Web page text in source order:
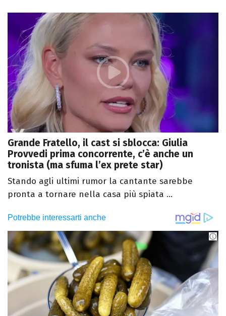
Grande Fratello, il cast si sblocca: Giulia
Provvedi prima concorrente, c’è anche un
tronista (ma sfuma l’ex prete star)
Stando agli ultimi rumor la cantante sarebbe
pronta a tornare nella casa più spiata ...